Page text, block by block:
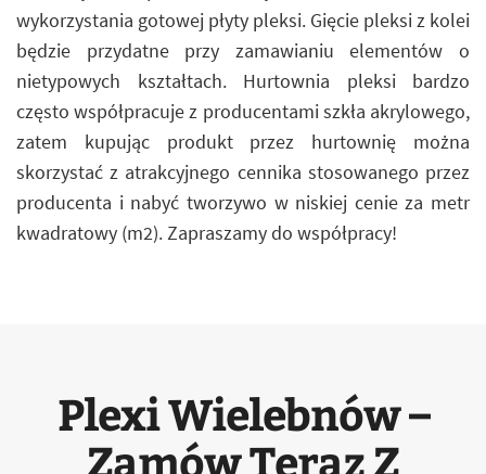
wykorzystania gotowej płyty pleksi. Gięcie pleksi z kolei
będzie przydatne przy zamawianiu elementów o
nietypowych kształtach. Hurtownia pleksi bardzo
często współpracuje z producentami szkła akrylowego,
zatem kupując produkt przez hurtownię można
skorzystać z atrakcyjnego cennika stosowanego przez
producenta i nabyć tworzywo w niskiej cenie za metr
kwadratowy (m2). Zapraszamy do współpracy!
Plexi Wielebnów –
Zamów Teraz Z